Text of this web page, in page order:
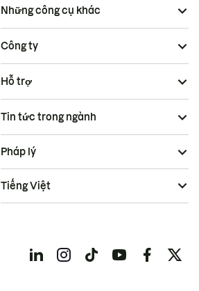
Những công cụ khác
Công ty
Hỗ trợ
Tin tức trong ngành
Pháp lý
Tiếng Việt